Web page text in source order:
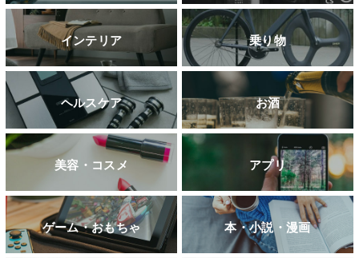
インテリア 乗り物
ヘルスケア お酒
美容・コスメ アプリ
ゲーム・おもちゃ 本・小説・漫画